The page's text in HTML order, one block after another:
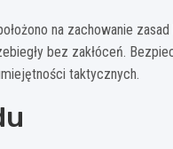
na zachowanie
bez zakłóceń.
taktycznych.